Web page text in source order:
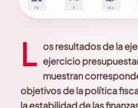
FB X WA
L os resultados de la
ejercicio
muestran
objetivos de la política
la estabilidad de las